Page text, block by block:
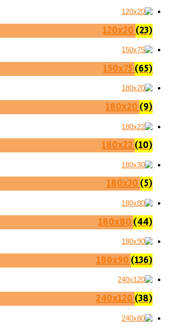
120x20(23)
150x75(65)
180x20(9)
180x22(10)
180x30(5)
180x80(44)
180x90(136)
240x120(38)